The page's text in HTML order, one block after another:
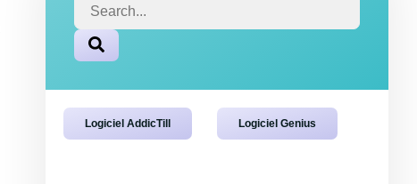
Logiciel AddicTill Logiciel Genius